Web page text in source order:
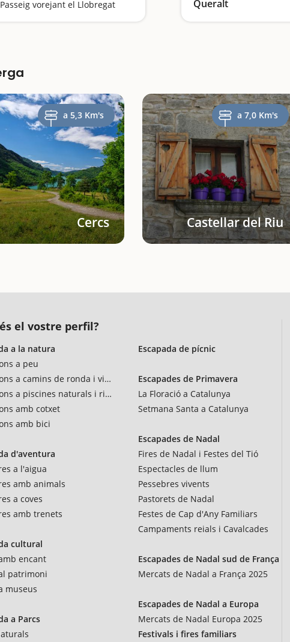
Passeig vorejant el Llobregat
Queralt
Un mirador excepcional
a 5,3 Km's
Cercs
a 7,0 Km's
Castellar del Riu
el vostre perfil?
a la natura
a peu
a camins de ronda i vies verdes
a piscines naturals i rius
amb cotxet
amb bici
d'aventura
a l'aigua
amb animals
a coves
amb trenets
cultural
encant
patrimoni
museus
a Parcs
Escapada de pícnic
Escapades de Primavera
La Floració a Catalunya
Setmana Santa a Catalunya
Escapades de Nadal
Fires de Nadal i Festes del Tió
Espectacles de llum
Pessebres vivents
Pastorets de Nadal
Festes de Cap d'Any Familiars
Campaments reials i Cavalcades
Escapades de Nadal sud de França
Mercats de Nadal a França 2025
Escapades de Nadal a Europa
Mercats de Nadal Europa 2025
Festivals i fires familiars